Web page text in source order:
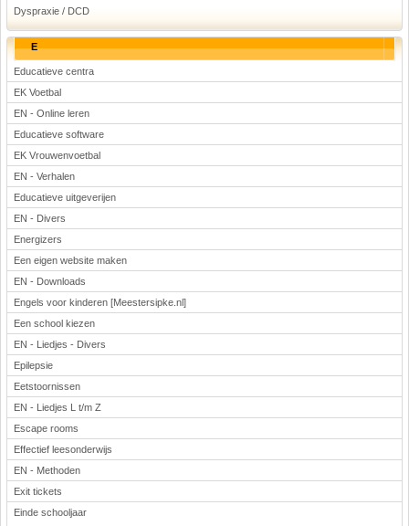
Dyspraxie / DCD
E
Educatieve centra
EK Voetbal
EN - Online leren
Educatieve software
EK Vrouwenvoetbal
EN - Verhalen
Educatieve uitgeverijen
EN - Divers
Energizers
Een eigen website maken
EN - Downloads
Engels voor kinderen [Meestersipke.nl]
Een school kiezen
EN - Liedjes - Divers
Epilepsie
Eetstoornissen
EN - Liedjes L t/m Z
Escape rooms
Effectief leesonderwijs
EN - Methoden
Exit tickets
Einde schooljaar